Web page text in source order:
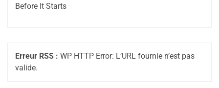
Before It Starts
Erreur RSS : WP HTTP Error: L’URL fournie n’est pas
valide.